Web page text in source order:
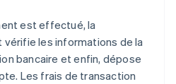
est effectué, la
les informations de la
bancaire et enfin, dépose
Les frais de transaction